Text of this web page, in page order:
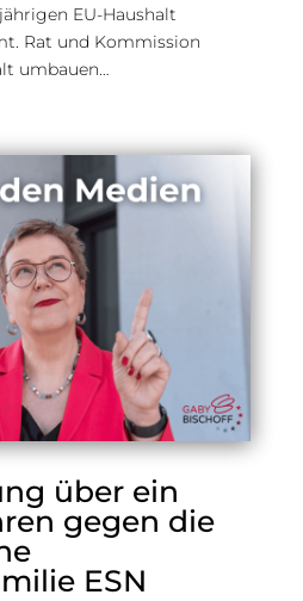
EU-Haushalt
Rat und Kommission
umbauen…
über ein
gegen die
ESN